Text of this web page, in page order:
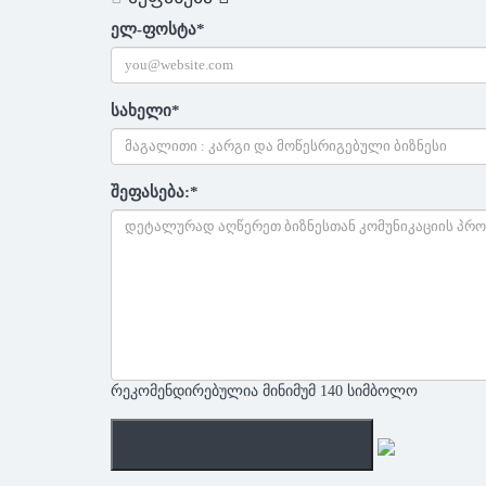
ელ-ფოსტა*
სახელი*
შეფასება:*
რეკომენდირებულია მინიმუმ 140 სიმბოლო